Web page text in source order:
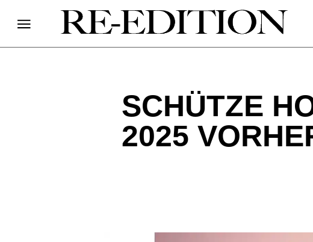
SCHÜTZE
2025